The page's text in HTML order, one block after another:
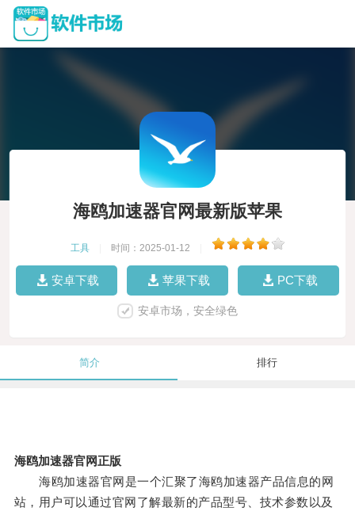
海鸥加速器官网最新版苹果
工具 时间：2025-01-12
安卓下载 苹果下载 PC下载
安卓市场，安全绿色
简介 排行
海鸥加速器官网正版
海鸥加速器官网是一个汇聚了海鸥加速器产品信息的网
站，用户可以通过官网了解最新的产品型号、技术参数以及